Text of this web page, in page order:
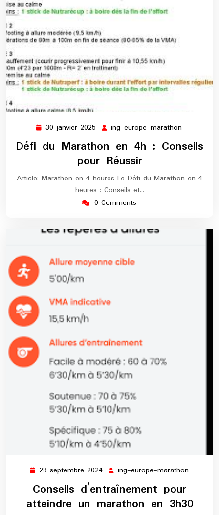
30 janvier 2025 30
2025
ing-europe-marathon
europe-
marathon
Défi du Marathon en 4h : Conseils
pour Réussir
Article: Marathon en 4 heures Le Défi du Marathon en 4
heures : Conseils et…
0 Comments
28 septembre 2024 28
septembre
2024
ing-europe-marathon
Conseils d’entraînement pour
atteindre un marathon en 3h30